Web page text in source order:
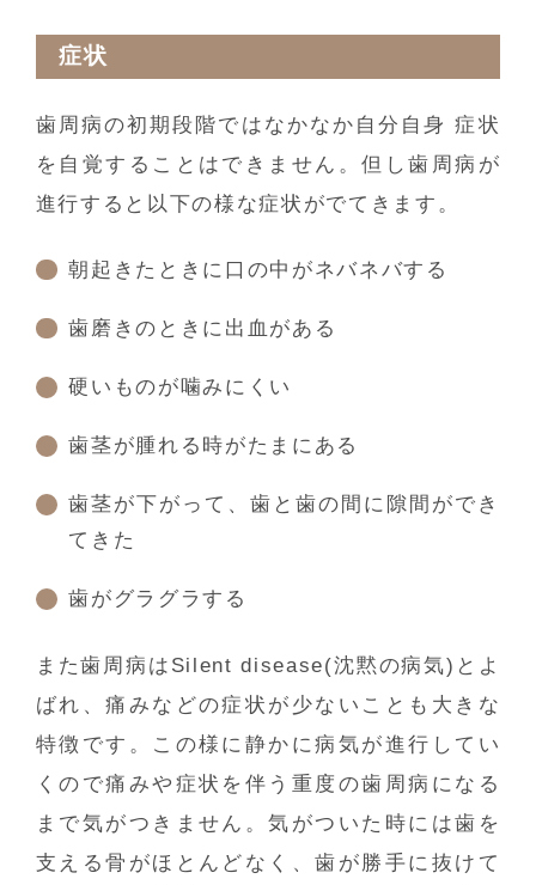
症状
歯周病の初期段階ではなかなか自分自身 症状
を自覚することはできません。但し歯周病が
進行すると以下の様な症状がでてきます。
朝起きたときに口の中がネバネバする
歯磨きのときに出血がある
硬いものが噛みにくい
歯茎が腫れる時がたまにある
歯茎が下がって、歯と歯の間に隙間ができ
てきた
歯がグラグラする
また歯周病はSilent disease(沈黙の病気)とよ
ばれ、痛みなどの症状が少ないことも大きな
特徴です。この様に静かに病気が進行してい
くので痛みや症状を伴う重度の歯周病になる
まで気がつきません。気がついた時には歯を
支える骨がほとんどなく、歯が勝手に抜けて